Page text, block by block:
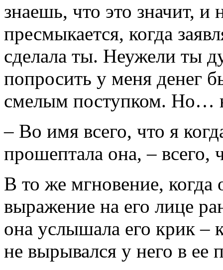
знаешь, что это значит, и
пресмыкается, когда
сделала ты. Неужели ты
попросить у меня денег
смелым поступком. Но…
– Во имя всего, что я
прошептала она, – всего,
В то же мгновение, когда
выражение на его лице
она услышала его крик –
не вырывался у него в ее